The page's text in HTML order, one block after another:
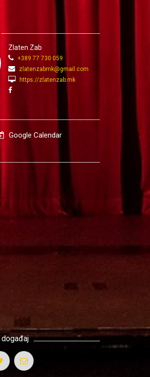
Zlaten Zab
+389 77 730 059
zlatenzabmk@gmail.com
https://zlatenzab.mk
Google Calendar